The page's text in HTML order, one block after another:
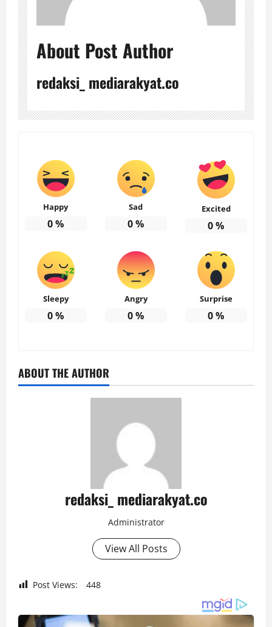
About Post Author
redaksi_ mediarakyat.co
Happy
0%
Sad
0%
Excited
0%
Sleepy
0%
Angry
0%
Surprise
0%
ABOUT THE AUTHOR
redaksi_ mediarakyat.co
Administrator
View All Posts
Post Views: 448